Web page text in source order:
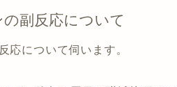
副反応について
応について伺います。